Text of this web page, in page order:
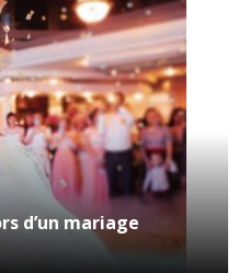
d’un mariage